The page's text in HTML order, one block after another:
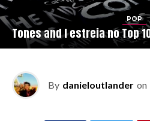
POP
Tones and I estreia no Top
By danieloutlander on